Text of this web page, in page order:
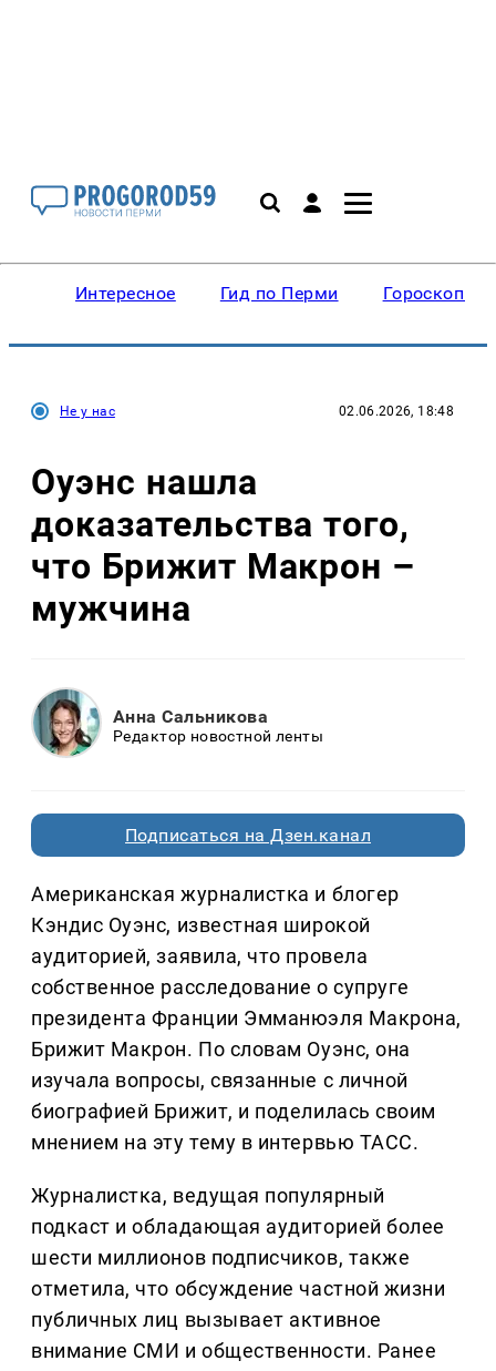
Интересное Гид по Перми Гороскопы
Не у нас 02.06.2026, 18:48
Оуэнс нашла
доказательства того,
что Брижит Макрон –
мужчина
Анна Сальникова
Редактор новостной ленты
Подписаться на Дзен.канал
Американская журналистка и блогер
Кэндис Оуэнс, известная широкой
аудиторией, заявила, что провела
собственное расследование о супруге
президента Франции Эмманюэля Макрона,
Брижит Макрон. По словам Оуэнс, она
изучала вопросы, связанные с личной
биографией Брижит, и поделилась своим
мнением на эту тему в интервью ТАСС.
Журналистка, ведущая популярный
подкаст и обладающая аудиторией более
шести миллионов подписчиков, также
отметила, что обсуждение частной жизни
публичных лиц вызывает активное
внимание СМИ и общественности. Ранее